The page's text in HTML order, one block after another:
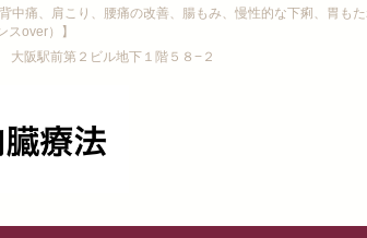
中痛、肩こり、腰痛の改善、腸もみ、慢性的な下痢、胃
over）】
阪駅前第２ビル地下１階５８−２